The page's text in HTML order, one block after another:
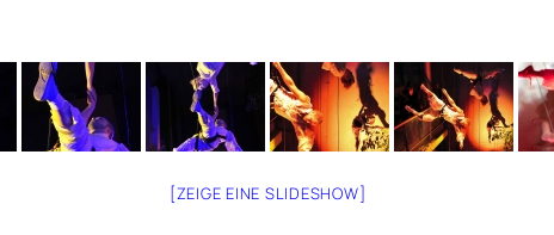
[ZEIGE EINE SLIDESHOW]